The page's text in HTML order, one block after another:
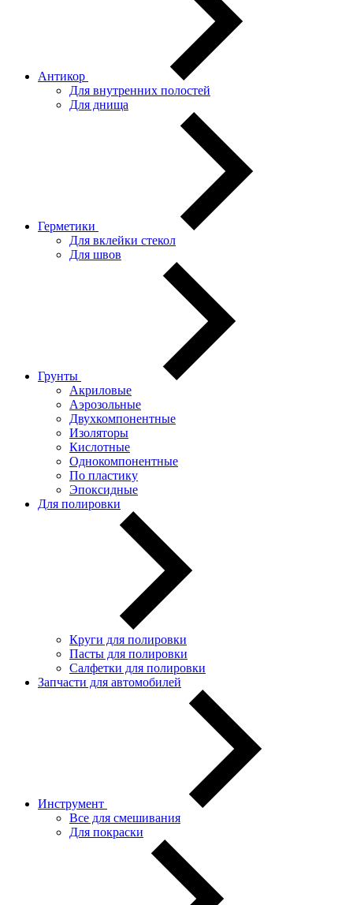
Антикор
Для внутренних полостей
Для днища
Герметики
Для вклейки стекол
Для швов
Грунты
Акриловые
Аэрозольные
Двухкомпонентные
Изоляторы
Кислотные
Однокомпонентные
По пластику
Эпоксидные
Для полировки
Круги для полировки
Пасты для полировки
Салфетки для полировки
Запчасти для автомобилей
Инструмент
Все для смешивания
Для покраски